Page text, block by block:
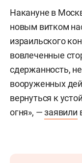
Накануне в
новым витком
израильского
вовлеченные
сдержанность,
вооруженных
вернуться к
огня», —заявили